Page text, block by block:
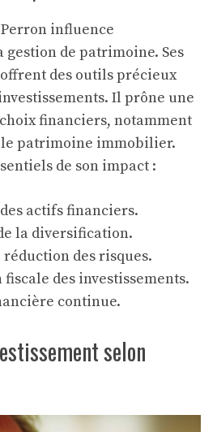
influence
de patrimoine. Ses
des outils précieux
Il prône une
financiers, notamment
patrimoine immobilier.
de son impact :
actifs financiers.
la diversification.
réduction des risques.
des investissements.
continue.
selon